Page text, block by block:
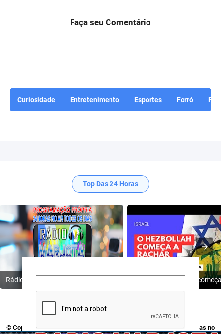
Faça seu Comentário
Curiosidade Entretenimento Esportes Forró
Top Das 24 Horas
© Copyright 2009-2024Rádio Varjota - Programação Própria, 24 Horas no